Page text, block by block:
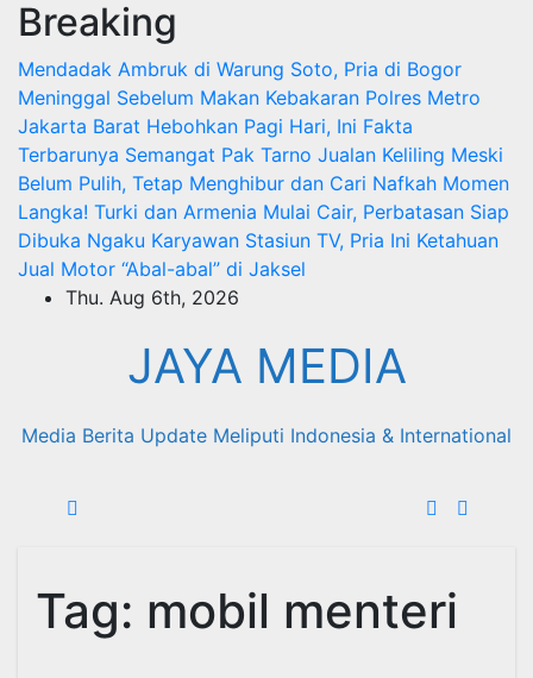
Skip
content
Breaking
Mendadak Ambruk di Warung Soto, Pria di Bogor
Meninggal Sebelum Makan Kebakaran Polres Metro
Jakarta Barat Hebohkan Pagi Hari, Ini Fakta
Terbarunya Semangat Pak Tarno Jualan Keliling Meski
Belum Pulih, Tetap Menghibur dan Cari Nafkah Momen
Langka! Turki dan Armenia Mulai Cair, Perbatasan Siap
Dibuka Ngaku Karyawan Stasiun TV, Pria Ini Ketahuan
Jual Motor “Abal-abal” di Jaksel
Thu. Aug 6th, 2026
JAYA MEDIA
Media Berita Update Meliputi Indonesia & International
Tag: mobil menteri